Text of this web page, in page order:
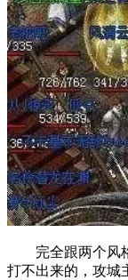
完全跟两个风格
打不出来的，攻城